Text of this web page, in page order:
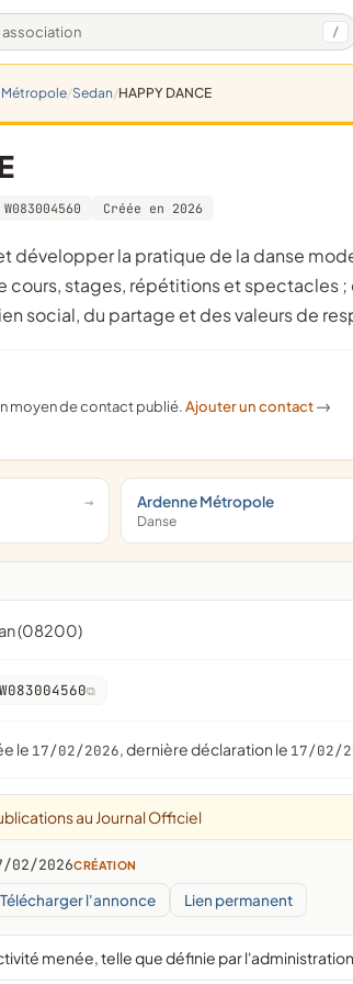
association /
Métropole Sedan HAPPY DANCE
W083004560 Créée en 2026
cours, stages, répétitions et
social, du partage et des valeurs de
moyen de contact publié.Ajouter un contact ->
Ardenne Métropole
Danse
(08200)
W083004560
le 17/02/2026, dernière déclaration le 17/02/
au Journal Officiel
02/2026CRÉATION
Télécharger l'annonce Lien permanent
menée, telle que définie par l'administration